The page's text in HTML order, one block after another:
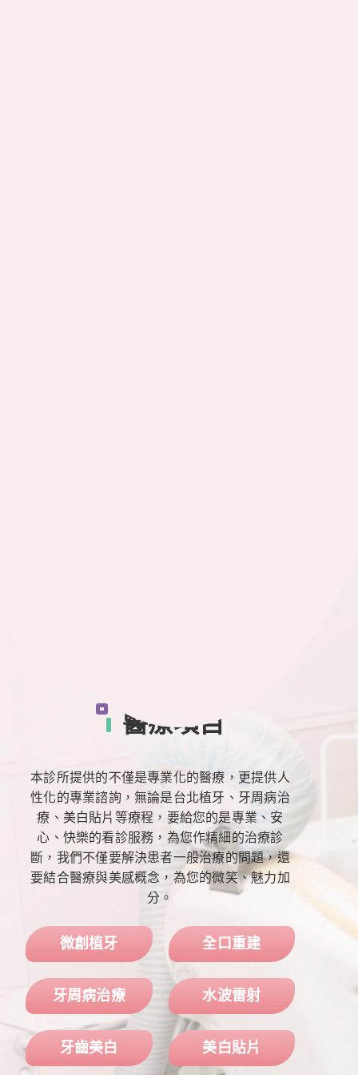
醫療項目
本診所提供的不僅是專業化的醫療，更提供人
性化的專業諮詢，無論是台北植牙、牙周病治
療、美白貼片等療程，要給您的是專業、安
心、快樂的看診服務，為您作精細的治療診
斷，我們不僅要解決患者一般治療的問題，還
要結合醫療與美感概念，為您的微笑、魅力加
分。
微創植牙 全口重建
牙周病治療 水波雷射
牙齒美白 美白貼片